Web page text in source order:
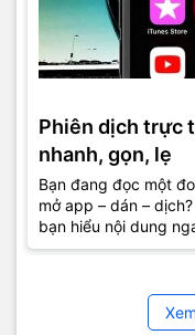
Phiên dịch trực
nhanh, gọn, lẹ
Bạn đang đọc một
mở app – dán –
bạn hiểu nội dung